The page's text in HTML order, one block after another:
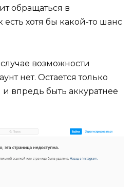
обращаться в
хотя бы какой-то шанс
возможности
нет. Остается только
и впредь быть аккуратнее